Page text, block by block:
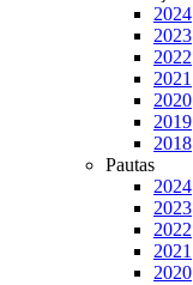
2024
2023
2022
2021
2020
2019
2018
Pautas
2024
2023
2022
2021
2020